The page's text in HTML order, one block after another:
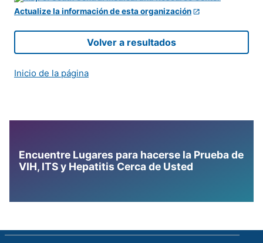
Actualize la información de esta organización
Volver a resultados
Inicio de la página
Encuentre Lugares para hacerse la Prueba de
VIH, ITS y Hepatitis Cerca de Usted